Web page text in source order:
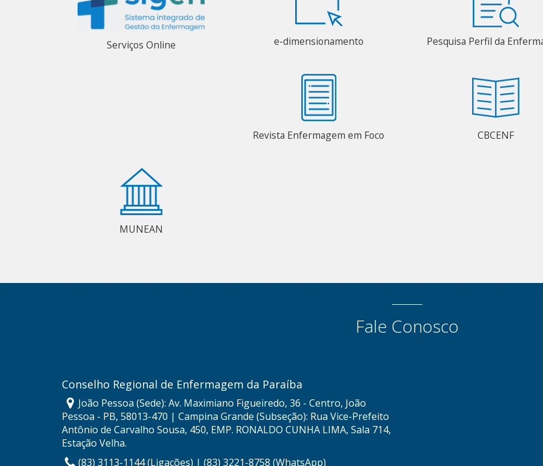
Serviços Online e-dimensionamento Pesquisa Perfil da
Revista Enfermagem em Foco CBCENF
MUNEAN
Fale Conosco
Conselho Regional de Enfermagem da Paraíba
João Pessoa (Sede): Av. Maximiano Figueiredo, 36 - Centro, João
Pessoa - PB, 58013-470 | Campina Grande (Subseção): Rua Vice-Prefeito
Antônio de Carvalho Sousa, 450, EMP. RONALDO CUNHA LIMA, Sala 714,
Estação Velha.
(83) 3113-1144 (Ligações) | (83) 3221-8758 (WhatsApp)